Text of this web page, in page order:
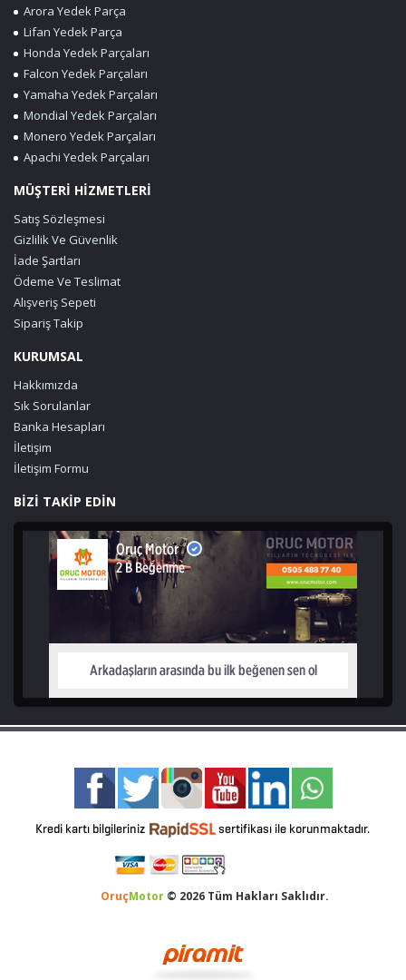
Arora Yedek Parça
Lifan Yedek Parça
Honda Yedek Parçaları
Falcon Yedek Parçaları
Yamaha Yedek Parçaları
Mondial Yedek Parçaları
Monero Yedek Parçaları
Apachi Yedek Parçaları
MÜŞTERİ HİZMETLERİ
Satış Sözleşmesi
Gizlilik Ve Güvenlik
İade Şartları
Ödeme Ve Teslimat
Alışveriş Sepeti
Sipariş Takip
KURUMSAL
Hakkımızda
Sık Sorulanlar
Banka Hesapları
İletişim
İletişim Formu
BİZİ TAKİP EDİN
OruçMotor© 2026 Tüm Hakları Saklıdır.